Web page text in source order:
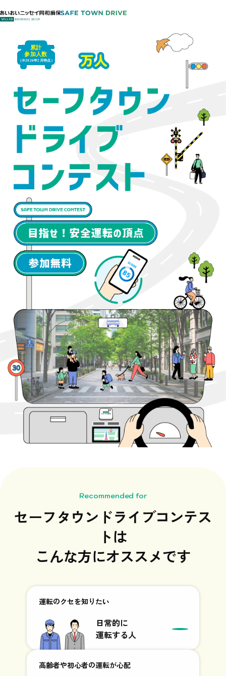
トップ
セーフタウンドライブコンテストとは
About
募集中の イベント
Event
イベントの様子・ 参加者アンケート
Overview
こんな方に おすすめ
Recommended for
よくある質問
FAQ
あいおいニッセイ同和損保 公式サイト
（※2026年2月時点 ）
累計
参加人数
Recommended for
セーフタウンドライブコンテス
トは
こんな方にオススメです
運転のクセを知りたい
日常的に
運転する人
高齢者や初心者の運転が心配